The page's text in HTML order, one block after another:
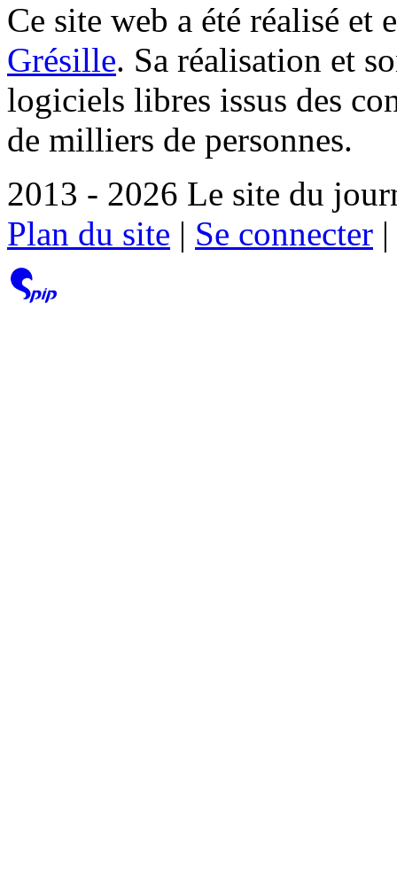
Ce site web a été réalisé et
Grésille. Sa réalisation et
logiciels libres issus des
de milliers de personnes.
2013 - 2026 Le site du
Plan du site | Se connecter |